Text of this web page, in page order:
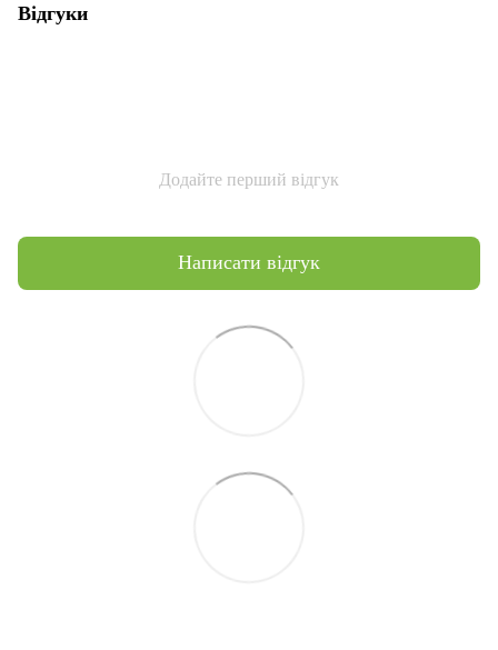
Відгуки
Додайте перший відгук
Написати відгук